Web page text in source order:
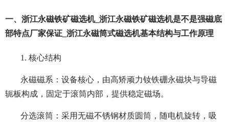
一、浙江永磁铁矿磁选机_浙江永磁铁矿磁选机是不是强磁底
部特点厂家保证_浙江永磁筒式磁选机基本结构与工作原理
1. 核心结构
永磁磁系：设备核心，由高矫顽力钕铁硼永磁块与导磁
轭板构成，固定于滚筒内部，提供稳定磁场。
分选滚筒：采用无磁不锈钢材质圆筒，随电机旋转，吸